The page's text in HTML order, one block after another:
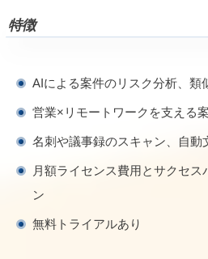
特徴
AIによる案件のリスク分析、類
営業×リモートワークを支える
名刺や議事録のスキャン、自動
月額ライセンス費用とサクセ
ン
無料トライアルあり